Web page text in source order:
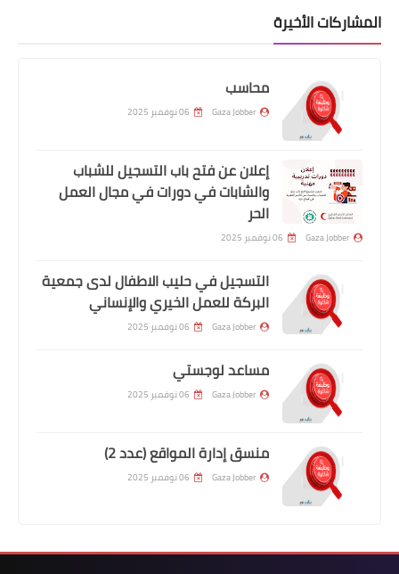
المشاركات الأخيرة
محاسب
Gaza Jobber 06 نوفمبر 2025
إعلان عن فتح باب التسجيل للشباب
والشابات في دورات في مجال العمل
الحر
Gaza Jobber 06 نوفمبر 2025
التسجيل في حليب الاطفال لدى جمعية
البركة للعمل الخيري والإنساني
Gaza Jobber 06 نوفمبر 2025
مساعد لوجستي
Gaza Jobber 06 نوفمبر 2025
منسق إدارة المواقع (عدد 2)
Gaza Jobber 06 نوفمبر 2025